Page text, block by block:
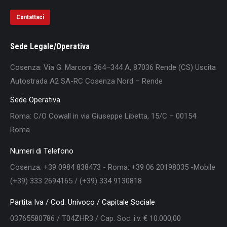
Contattaci
Sede Legale/Operativa
Cosenza: Via G. Marconi 364–344 A, 87036 Rende (CS) Uscita
Autostrada A2 SA-RC Cosenza Nord – Rende
Sede Operativa
Roma: C/O Cowall in via Giuseppe Libetta, 15/C – 00154
Roma
Numeri di Telefono
Cosenza: +39 0984 838473 - Roma: +39 06 20198035 -Mobile
(+39) 333 2694165 / (+39) 334 9130818
Partita Iva / Cod. Univoco / Capitale Sociale
03765580786 / T04ZHR3 / Cap. Soc. i.v. € 10.000,00